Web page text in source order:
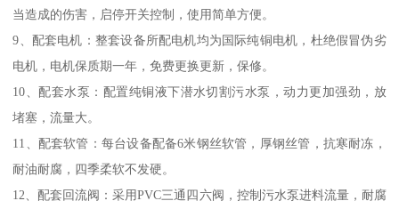
当造成的伤害，启停开关控制，使用简单方便。
9、配套电机：整套设备所配电机均为国际纯铜电机，杜绝假冒伪劣
电机，电机保质期一年，免费更换更新，保修。
10、配套水泵：配置纯铜液下潜水切割污水泵，动力更加强劲，放
堵塞，流量大。
11、配套软管：每台设备配备6米钢丝软管，厚钢丝管，抗寒耐冻，
耐油耐腐，四季柔软不发硬。
12、配套回流阀：采用PVC三通四六阀，控制污水泵进料流量，耐腐